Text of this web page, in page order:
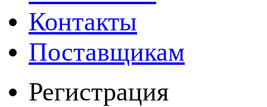
Контакты
Поставщикам
Регистрация